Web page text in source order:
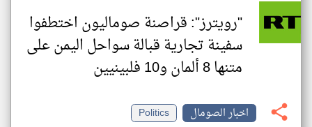
"رويترز": قراصنة صوماليون اختطفوا
سفينة تجارية قبالة سواحل اليمن على
متنها 8 ألمان و10 فلبينيين
اخبار الصومال
Politics